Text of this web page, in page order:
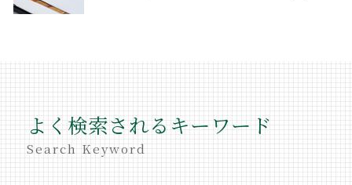
よく検索されるキーワード
Search Keyword